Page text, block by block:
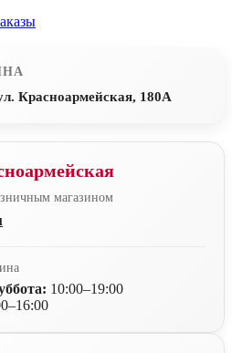
Красноармейская, 180А
магазином
10:00–19:00